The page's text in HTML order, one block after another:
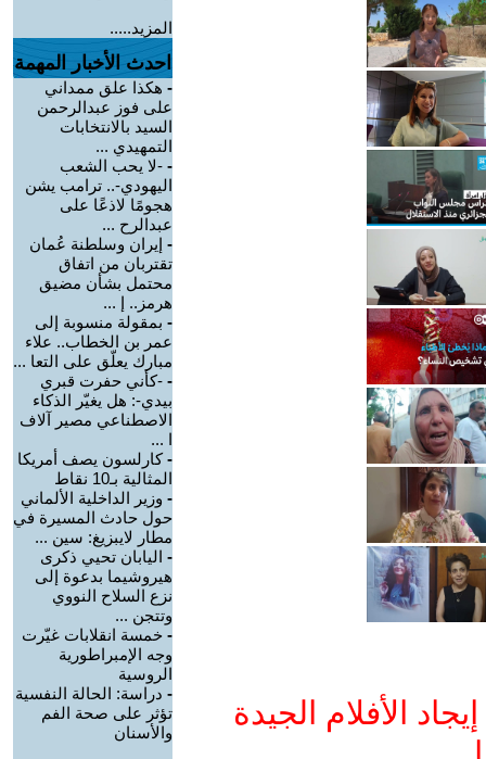
الأفلام الجيدة
المزيد.....
احدث الأخبار المهمة
- هكذا علق ممداني
على فوز عبدالرحمن
السيد بالانتخابات
التمهيدي ...
- -لا يحب الشعب
اليهودي-.. ترامب يشن
هجومًا لاذعًا على
عبدالرح ...
- إيران وسلطنة عُمان
تقتربان من اتفاق
محتمل بشأن مضيق
هرمز.. إ ...
- بمقولة منسوبة إلى
عمر بن الخطاب.. علاء
مبارك يعلّق على التعا ...
- -كأني حفرت قبري
بيدي-: هل يغيّر الذكاء
الاصطناعي مصير آلاف
ا ...
-كارلسون يصف أمريكا
المثالية بـ10 نقاط
- وزير الداخلية الألماني
حول حادث المسيرة في
مطار لايبزيغ: سين ...
- اليابان تحيي ذكرى
هيروشيما بدعوة إلى
نزع السلاح النووي
وتتجن ...
- خمسة انقلابات غيّرت
وجه الإمبراطورية
الروسية
- دراسة: الحالة النفسية
تؤثر على صحة الفم
والأسنان